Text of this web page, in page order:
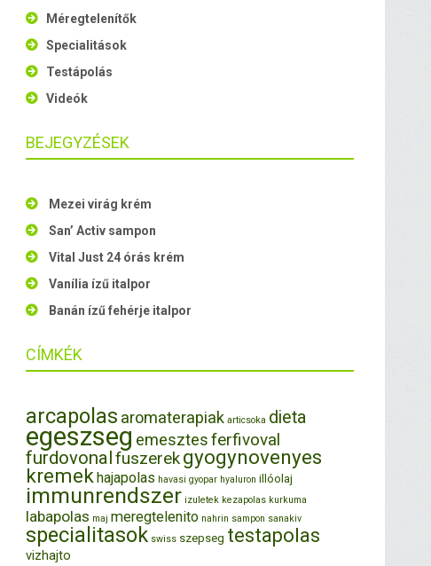
Méregtelenítők
Specialitások
Testápolás
Videók
BEJEGYZÉSEK
Mezei virág krém
San’ Activ sampon
Vital Just 24 órás krém
Vanília ízű italpor
Banán ízű fehérje italpor
CÍMKÉK
arcapolas aromaterapiak articsoka dieta
egeszseg emesztesferfivoval
furdovonalfuszerekgyogynovenyes
kremek hajapolas havasi gyopar hyaluron illóolaj
immunrendszer izuletek kezapolas kurkuma
labapolas maj meregtelenito nahrin sampon sanakiv
specialitasok swiss szepseg testapolas
vizhajto